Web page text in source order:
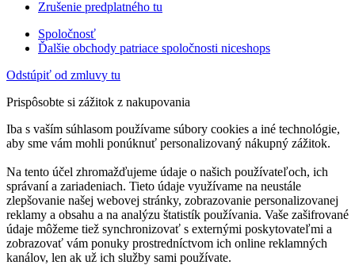
Zrušenie predplatného tu
Spoločnosť
Ďalšie obchody patriace spoločnosti niceshops
Odstúpiť od zmluvy tu
Prispôsobte si zážitok z nakupovania
Iba s vaším súhlasom používame súbory cookies a iné technológie,
aby sme vám mohli ponúknuť personalizovaný nákupný zážitok.
Na tento účel zhromažďujeme údaje o našich používateľoch, ich
správaní a zariadeniach. Tieto údaje využívame na neustále
zlepšovanie našej webovej stránky, zobrazovanie personalizovanej
reklamy a obsahu a na analýzu štatistík používania. Vaše zašifrované
údaje môžeme tiež synchronizovať s externými poskytovateľmi a
zobrazovať vám ponuky prostredníctvom ich online reklamných
kanálov, len ak už ich služby sami používate.